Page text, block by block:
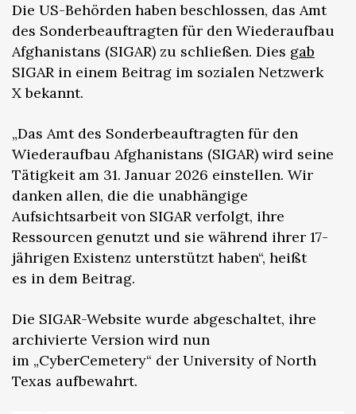
Die US-Behörden haben beschlossen, das Amt
des Sonderbeauftragten für den Wiederaufbau
Afghanistans (SIGAR) zu schließen. Dies gab
SIGAR in einem Beitrag im sozialen Netzwerk
X bekannt.
„Das Amt des Sonderbeauftragten für den
Wiederaufbau Afghanistans (SIGAR) wird seine
Tätigkeit am 31. Januar 2026 einstellen. Wir
danken allen, die die unabhängige
Aufsichtsarbeit von SIGAR verfolgt, ihre
Ressourcen genutzt und sie während ihrer 17-
jährigen Existenz unterstützt haben“, heißt
es in dem Beitrag.
Die SIGAR-Website wurde abgeschaltet, ihre
archivierte Version wird nun
im „CyberCemetery“ der University of North
Texas aufbewahrt.